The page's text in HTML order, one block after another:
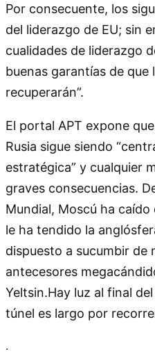
Por consecuente, los
del liderazgo de EU; sin
cualidades de liderazgo
buenas garantías de que
recuperarán”.
El portal APT expone
Rusia sigue siendo
estratégica” y cualquier
graves consecuencias.
Mundial, Moscú ha
le ha tendido la
dispuesto a sucumbir de
antecesores
Yeltsin.Hay luz al final
túnel es largo por
.